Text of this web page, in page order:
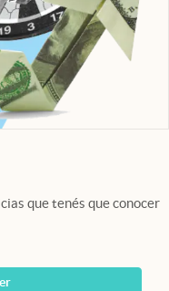
que tenés que conocer